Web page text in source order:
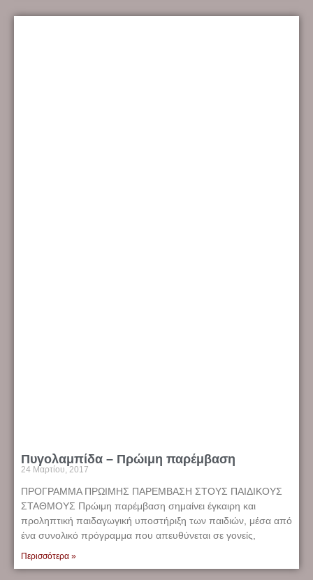
Πυγολαμπίδα – Πρώιμη παρέμβαση
24 Μαρτίου, 2017
ΠΡΟΓΡΑΜΜΑ ΠΡΩΙΜΗΣ ΠΑΡΕΜΒΑΣΗ ΣΤΟΥΣ ΠΑΙΔΙΚΟΥΣ
ΣΤΑΘΜΟΥΣ Πρώιμη παρέμβαση σημαίνει έγκαιρη και
προληπτική παιδαγωγική υποστήριξη των παιδιών, μέσα από
ένα συνολικό πρόγραμμα που απευθύνεται σε γονείς,
Περισσότερα »